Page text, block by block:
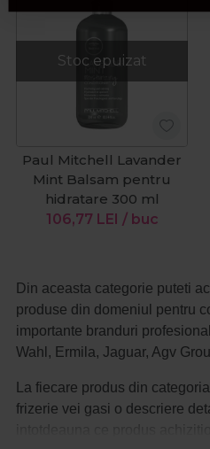
Stoc epuizat
Paul Mitchell Lavander
Mint Balsam pentru
hidratare 300 ml
106,77 LEI / buc
Din aceasta categorie puteti
produse din domeniul pentru
importante branduri
Wahl, Ermila, Jaguar, Agv
La fiecare produs din
frizerie vei gasi o descriere